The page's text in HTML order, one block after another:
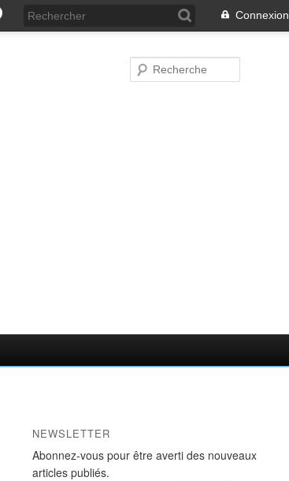
Connexion
NEWSLETTER
Abonnez-vous pour être averti des nouveaux
articles publiés.